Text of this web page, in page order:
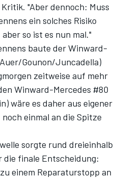
"Aber dennoch: Muss
ein solches Risiko
so ist es nun mal."
baute der Winward-
Gounon/Juncadella)
zeitweise auf mehr
Winward-Mercedes #80
wäre es daher aus eigener
einmal an die Spitze
sorgte rund dreieinhalb
finale Entscheidung:
einem Reparaturstopp an